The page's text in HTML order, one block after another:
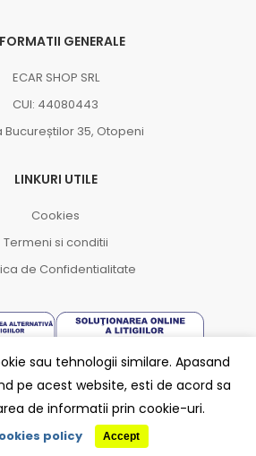
GENERALE
ECAR SHOP SRL
CUI: 44080443
Bucureștilor 35, Otopeni
LINKURI UTILE
Cookies
Termeni si conditii
de Confidentialitate
©2021 ecar.ro
sau tehnologii similare. Apasand
pe acest website, esti de acord sa
de informatii prin cookie-uri.
policy Accept